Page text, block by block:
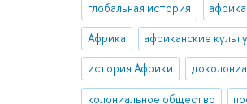
глобальная история
Африка африканские
история Африки
колониальное общество